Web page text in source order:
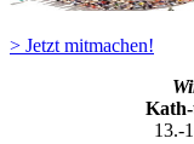
> Jetzt mitmachen!
13.-